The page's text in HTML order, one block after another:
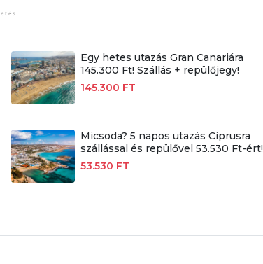
Egy hetes utazás Gran Canariára
145.300 Ft! Szállás + repülőjegy!
145.300 FT
Micsoda? 5 napos utazás Ciprusra
szállással és repülővel 53.530 Ft-ért!
53.530 FT